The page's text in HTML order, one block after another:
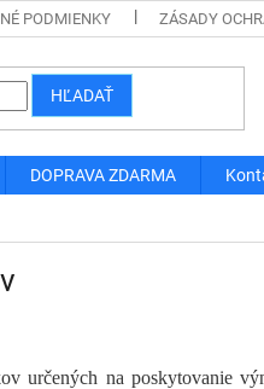
PODMIENKY ZÁSADY
HĽADAŤ
DOPRAVA ZDARMA
určených na poskytovanie